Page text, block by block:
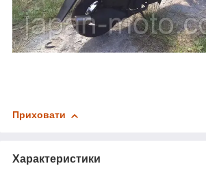
Приховати
Характеристики